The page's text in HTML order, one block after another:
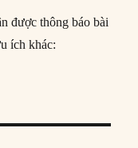
được thông báo bài
ích khác: